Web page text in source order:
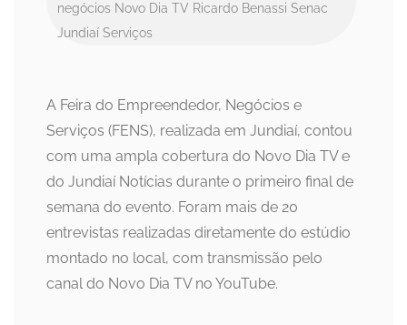
negócios Novo Dia TV Ricardo Benassi Senac
Jundiaí Serviços
A Feira do Empreendedor, Negócios e
Serviços (FENS), realizada em Jundiaí, contou
com uma ampla cobertura do Novo Dia TV e
do Jundiaí Notícias durante o primeiro final de
semana do evento. Foram mais de 20
entrevistas realizadas diretamente do estúdio
montado no local, com transmissão pelo
canal do Novo Dia TV no YouTube.